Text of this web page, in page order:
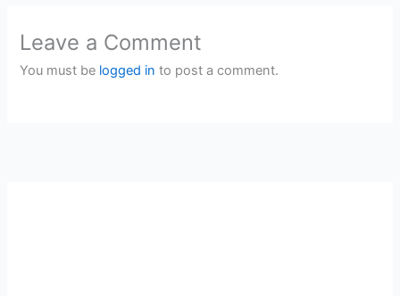
Leave a Comment
You must be logged in to post a comment.